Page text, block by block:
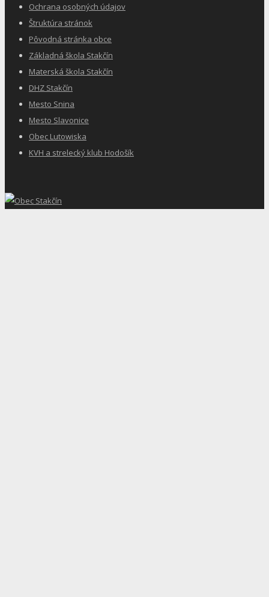
Ochrana osobných údajov
Štruktúra stránok
Pôvodná stránka obce
Základná škola Stakčín
Materská škola Stakčín
DHZ Stakčín
Mesto Snina
Mesto Slavonice
Obec Lutowiska
KVH a strelecký klub Hodošík